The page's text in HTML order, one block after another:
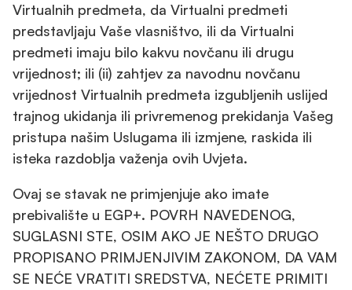
Virtualnih predmeta, da Virtualni predmeti
predstavljaju Vaše vlasništvo, ili da Virtualni
predmeti imaju bilo kakvu novčanu ili drugu
vrijednost; ili (ii) zahtjev za navodnu novčanu
vrijednost Virtualnih predmeta izgubljenih uslijed
trajnog ukidanja ili privremenog prekidanja Vašeg
pristupa našim Uslugama ili izmjene, raskida ili
isteka razdoblja važenja ovih Uvjeta.
Ovaj se stavak ne primjenjuje ako imate
prebivalište u EGP+. POVRH NAVEDENOG,
SUGLASNI STE, OSIM AKO JE NEŠTO DRUGO
PROPISANO PRIMJENJIVIM ZAKONOM, DA VAM
SE NEĆE VRATITI SREDSTVA, NEĆETE PRIMITI